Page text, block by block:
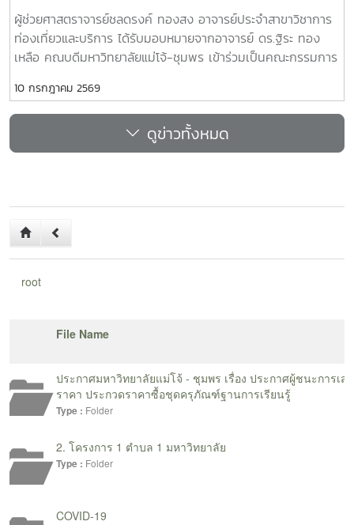
ผู้ช่วยศาสตราจารย์ชลดรงค์ ทองสง อาจารย์ประจำสาขาวิชาการ
ท่องเที่ยวและบริการ ได้รับมอบหมายจากอาจารย์ ดร.ฐิระ ทอง
เหลือ คณบดีมหาวิทยาลัยแม่โจ้-ชุมพร เข้าร่วมเป็นคณะกรรมการ
ชุมพร ระหว่างวันที่ 9-10 กรกฏาคม 2569ในการนี้ ได้ดำเนินการ
ตรวจประเมินจำนวน 2 พื้นที่ ได้แก่ ชุมชนเกาะพิทักษ์ อำเภอ
หลังสวน จังหวัดชุมพร และชุมชนท้องตมใหญ่ อำเภอสวี จังหวัด
ชุมพร โดยมีหน่วยงานที่เกี่ยวข้องกับการท่องเที่ยวร่วมเป็นคณะ
และยกระดับมาตรฐานการท่องเที่ยวโดยชุมชน ให้มีคุณภาพ มี
ความพร้อมในการรองรับนักท่องเที่ยว และสามารถสร้างรายได้แก่
คนในชุมชนอย่างยั่งยืน
10 กรกฎาคม 2569
ดูข่าวทั้งหมด